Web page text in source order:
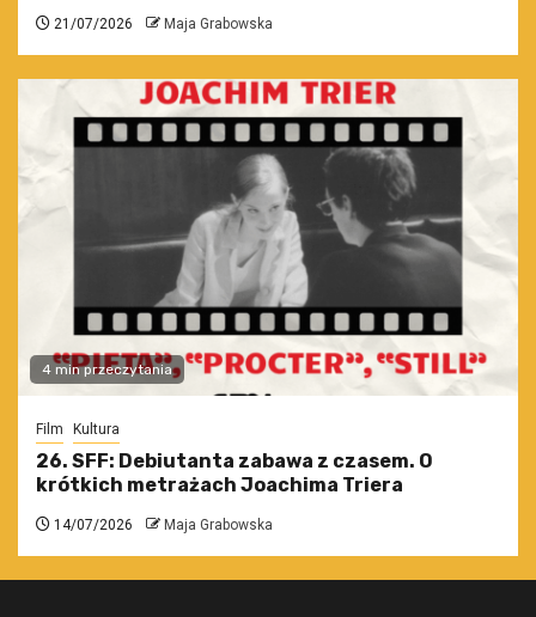
21/07/2026 Maja Grabowska
4 min przeczytania
Film Kultura
26. SFF: Debiutanta zabawa z czasem. O
krótkich metrażach Joachima Triera
14/07/2026 Maja Grabowska